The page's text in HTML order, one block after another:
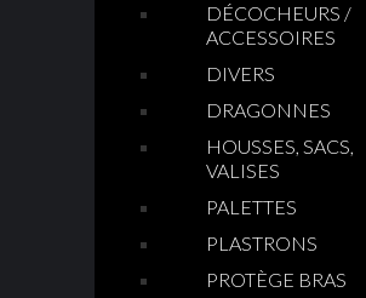
DÉCOCHEURS /
ACCESSOIRES
DIVERS
DRAGONNES
HOUSSES, SACS,
VALISES
PALETTES
PLASTRONS
PROTÈGE BRAS